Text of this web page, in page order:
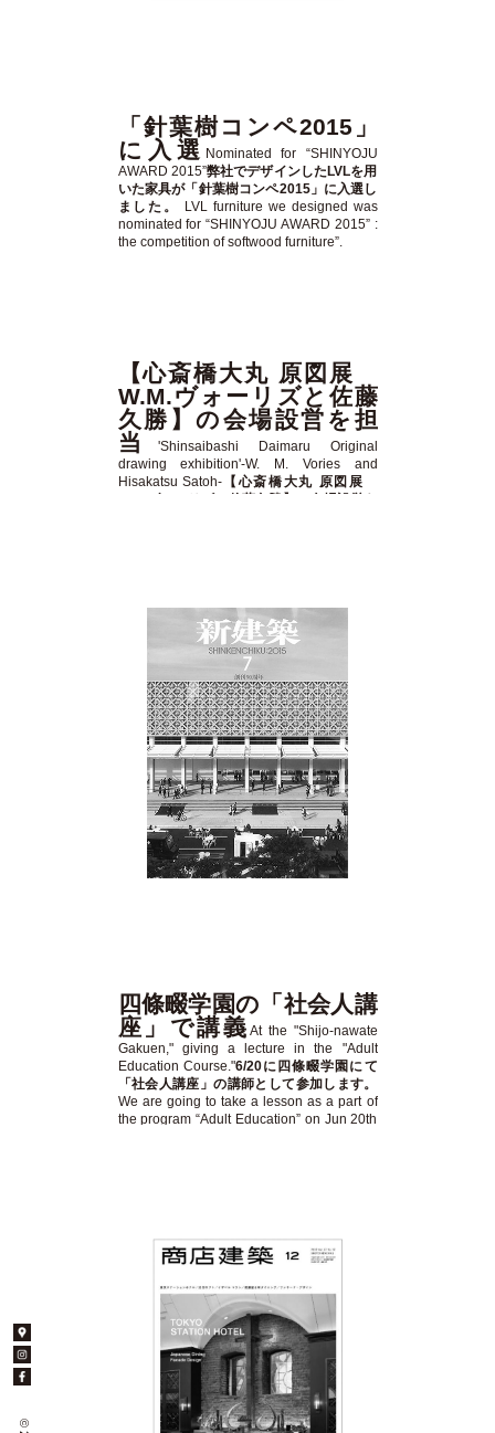
「針葉樹コンペ2015」
に入選 Nominated for “SHINYOJU
AWARD 2015”弊社でデザインしたLVLを用
いた家具が「針葉樹コンペ2015」に入選し
ました。
nominated for “SHINYOJU AWARD 2015” :
the competition of softwood furniture”.
【心斎橋大丸 原図展
W.M.ヴォーリズと佐藤
久勝】の会場設営を担
当
'Shinsaibashi Daimaru Original
drawing exhibition'-W. M. Vories and
Hisakatsu Satoh-【心斎橋大丸 原図展
design in 'Shinsaibashi Daimaru Original
drawing exhibition'-W. M. Vories and
Hisakatsu Satoh-. = 関連サイト related
Facebook Page
Sinkenchiku website
四條畷学園の「社会人講
座」で講義 At the "Shijo-nawate
Gakuen," giving a lecture in the "Adult
Education Course."6/20に四條畷学園にて
「社会人講座」の講師として参加します。
We are going to take a lesson as a part of
the program “Adult Education” on Jun 20th